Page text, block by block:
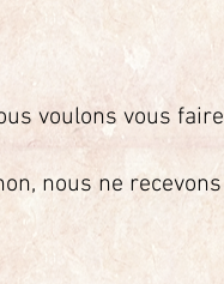
voulons vous faire
nous ne recevons